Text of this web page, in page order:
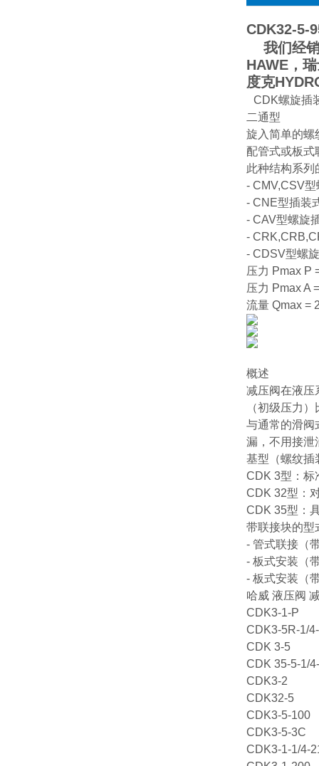
CDK32-5-
我们经销
HAWE，
度克
CDK螺旋插
二通型
旋入简单的螺
配管式或板式
此种结构系列
- CMV,CSV
- CNE型插装
- CAV型螺旋
-
- CDSV型螺
压力 Pmax P
压力 Pmax A
流量 Qmax =
概述
减压阀在液压
（初级压力
与通常的滑阀
漏，不用接泄
基型（螺纹插
CDK 3型：标
CDK 32型：
CDK 35型：
带联接块的型
- 管式联接（
- 板式安装（
- 板式安装（
哈威 液压阀
CDK3-1-P
CDK3-5R-1/
CDK 3-5
CDK 35-5-1/
CDK3-2
CDK32-5
CDK3-5-100
CDK3-5-3C
CDK3-1-1/4-